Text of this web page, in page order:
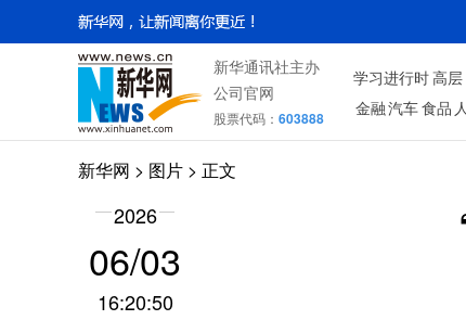
新华通讯社主办
公司官网
股票代码： 603888
学习进行时 高层
金融 汽车 食品
新华网 > 图片 > 正文
2026
06/03
16:20:50